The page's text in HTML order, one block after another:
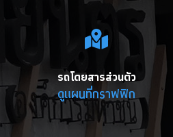
รถโดยสารส่วนตัว
ดูแผนที่กราฟฟิก